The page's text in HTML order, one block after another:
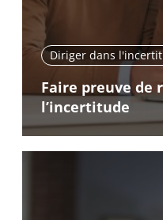
Diriger dans
Faire preuve de
l’incertitude